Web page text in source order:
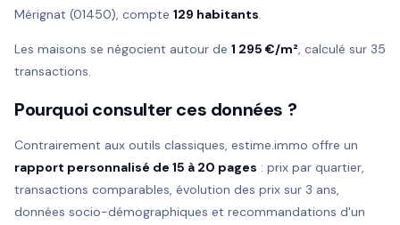
Mérignat (01450), compte 129 habitants.
Les maisons se négocient autour de 1 295 €/m², calculé sur 35
transactions.
Pourquoi consulter ces données ?
Contrairement aux outils classiques, estime.immo offre un
rapport personnalisé de 15 à 20 pages : prix par quartier,
transactions comparables, évolution des prix sur 3 ans,
données socio-démographiques et recommandations d'un